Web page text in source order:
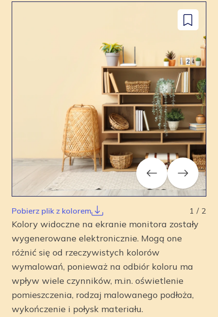
Dodaj
do
Previous Next
Pobierz plik z kolorem 1 / 2
Kolory widoczne na ekranie monitora zostały
wygenerowane elektronicznie. Mogą one
różnić się od rzeczywistych kolorów
wymalowań, ponieważ na odbiór koloru ma
wpływ wiele czynników, m.in. oświetlenie
pomieszczenia, rodzaj malowanego podłoża,
wykończenie i połysk materiału.